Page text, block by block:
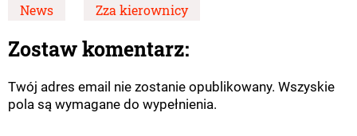
News Zza kierownicy
Zostaw komentarz:
Twój adres email nie zostanie opublikowany. Wszyskie
pola są wymagane do wypełnienia.